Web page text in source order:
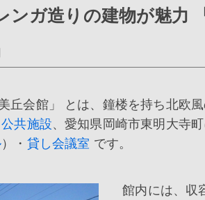
ンガ造りの建物が魅力
丘会館」 とは、鐘楼を持ち北欧
公共施設、愛知県岡崎市東明大寺
）・ 貸し会議室 です。
館内には、収